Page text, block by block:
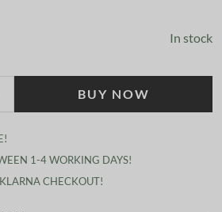
In stock
BUY NOW
1-4 WORKING DAYS!
CHECKOUT!